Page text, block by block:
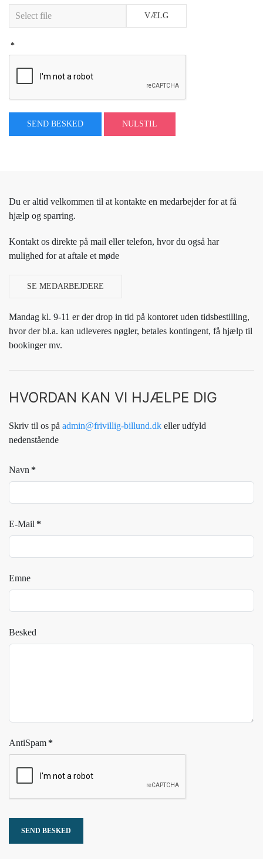
VÆLG
*
SEND BESKED NULSTIL
Du er altid velkommen til at kontakte en medarbejder for at få
hjælp og sparring.
Kontakt os direkte på mail eller telefon, hvor du også har
mulighed for at aftale et møde
SE MEDARBEJDERE
Mandag kl. 9-11 er der drop in tid på kontoret uden tidsbestilling,
hvor der bl.a. kan udleveres nøgler, betales kontingent, få hjælp til
bookinger mv.
HVORDAN KAN VI HJÆLPE DIG
Skriv til os på admin@frivillig-billund.dk eller udfyld
nedenstående
Navn *
E-Mail *
Emne
Besked
AntiSpam *
SEND BESKED